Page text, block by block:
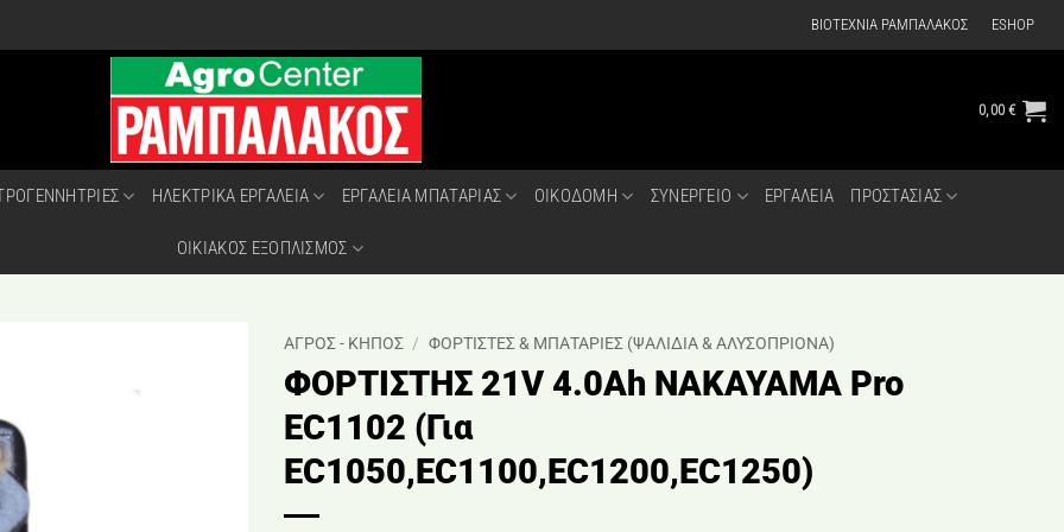
ΒΙΟΤΕΧΝΙΑ ΡΑΜΠΑΛΑΚΟΣ ESHOP
0,00€
ΗΛΕΚΤΡΙΚΑ ΕΡΓΑΛΕΙΑ ΕΡΓΑΛΕΙΑ ΜΠΑΤΑΡΙΑΣ ΟΙΚΟΔΟΜΗ ΣΥΝΕΡΓΕΙΟ ΕΡΓΑΛΕΙΑ ΠΡΟΣΤΑΣΙΑΣ
ΟΙΚΙΑΚΟΣ ΕΞΟΠΛΙΣΜΟΣ
ΑΓΡΟΣ - ΚΗΠΟΣ / ΦΟΡΤΙΣΤΕΣ & ΜΠΑΤΑΡΙΕΣ (ΨΑΛΙΔΙΑ & ΑΛΥΣΟΠΡΙΟΝΑ)
ΦΟΡΤΙΣΤΗΣ 21V 4.0Ah NAKAYAMA Pro
EC1102 (Για
EC1050,EC1100,EC1200,EC1250)